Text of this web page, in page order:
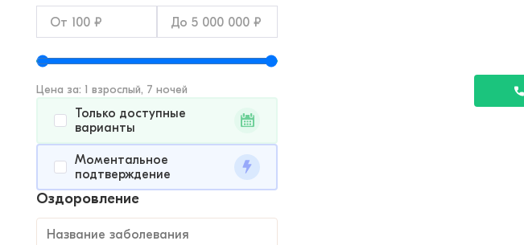
Цена за: 1 взрослый, 7 ночей
Только доступные
варианты
Моментальное
подтверждение
Оздоровление